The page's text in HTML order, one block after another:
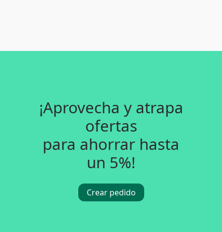
¡Aprovecha y atrapa
ofertas
para ahorrar hasta
un 5%!
Crear pedido